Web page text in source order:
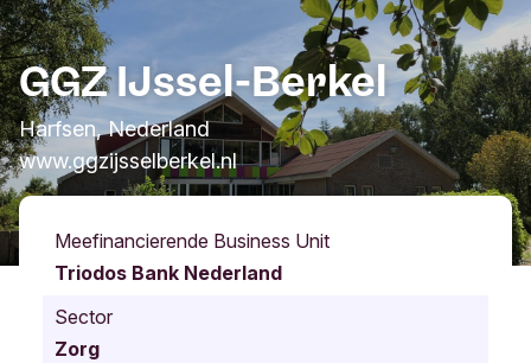
GGZ IJssel-Berkel
Harfsen, Nederland
www.ggzijsselberkel.nl
Meefinancierende Business Unit
Triodos Bank Nederland
Sector
Zorg